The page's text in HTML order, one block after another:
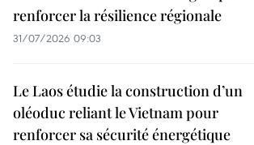
renforcer la résilience régionale
31/07/2026 09:03
Le Laos étudie la construction d’un
oléoduc reliant le Vietnam pour
renforcer sa sécurité énergétique